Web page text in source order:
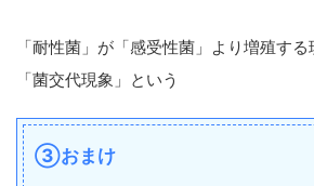
「耐性菌」が「感受性菌」より増殖する
「菌交代現象」という
③おまけ